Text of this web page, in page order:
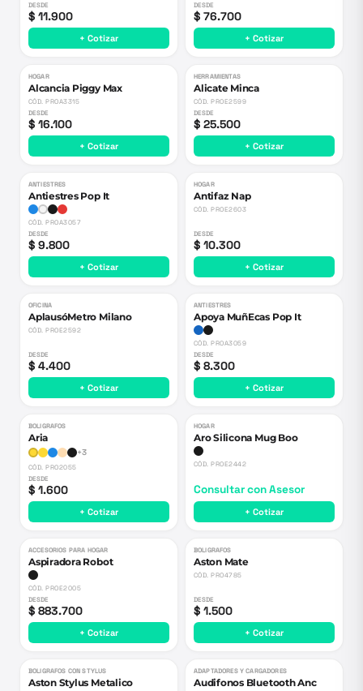
DESDE
$ 11.900
+ Cotizar
DESDE
$ 76.700
+ Cotizar
HOGAR
Alcancia Piggy Max
CÓD.PROA3315
DESDE
$ 16.100
+ Cotizar
HERRAMIENTAS
Alicate Minca
CÓD.PROE2599
DESDE
$ 25.500
+ Cotizar
ANTIESTRES
Antiestres Pop It
CÓD.PROA3057
DESDE
$ 9.800
+ Cotizar
HOGAR
Antifaz Nap
CÓD.PROE2603
DESDE
$ 10.300
+ Cotizar
OFICINA
AplausóMetro Milano
CÓD.PROE2592
DESDE
$ 4.400
+ Cotizar
ANTIESTRES
Apoya MuñEcas Pop It
CÓD.PROA3059
DESDE
$ 8.300
+ Cotizar
BOLIGRAFOS
Aria
+3
CÓD.PRO2055
DESDE
$ 1.600
+ Cotizar
HOGAR
Aro Silicona Mug Boo
CÓD.PROE2442
Consultar con Asesor
+ Cotizar
ACCESORIOS PARA HOGAR
Aspiradora Robot
CÓD.PROE2005
DESDE
$ 883.700
+ Cotizar
BOLIGRAFOS
Aston Mate
CÓD.PRO4785
DESDE
$ 1.500
+ Cotizar
BOLIGRAFOS CON STYLUS
Aston Stylus Metalico
ADAPTADORES Y CARGADORES
Audifonos Bluetooth Anc